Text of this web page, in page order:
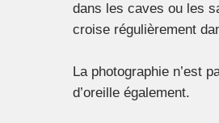
dans les caves ou les
croise régulièrement
La photographie n’est
d’oreille également.